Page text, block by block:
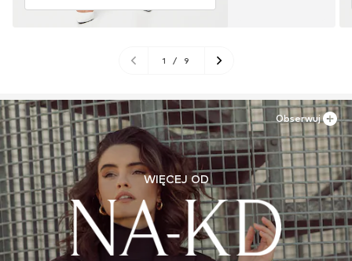
1 / 9
WIĘCEJ OD
Obserwuj